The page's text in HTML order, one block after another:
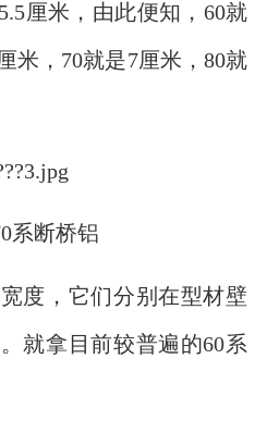
厘米，由此便知，60就
米，70就是7厘米，80就
断桥铝
，它们分别在型材壁
就拿目前较普遍的60系